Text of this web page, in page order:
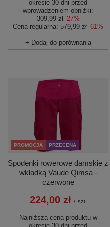
okresie 30 dni przed
wprowadzeniem obniżki:
309,99 zł -27%
Cena regularna: 579,99 zł -61%
+ Dodaj do porównania
PROMOCJA PRZECENA
Spodenki rowerowe damskie z
wkładką Vaude Qimsa -
czerwone
224,00 zł / szt.
Najniższa cena produktu w